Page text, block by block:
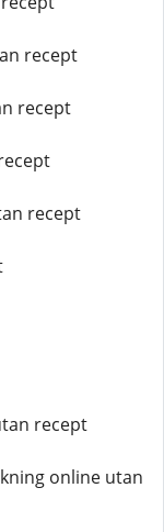
recept
recept
recept
recept
online utan